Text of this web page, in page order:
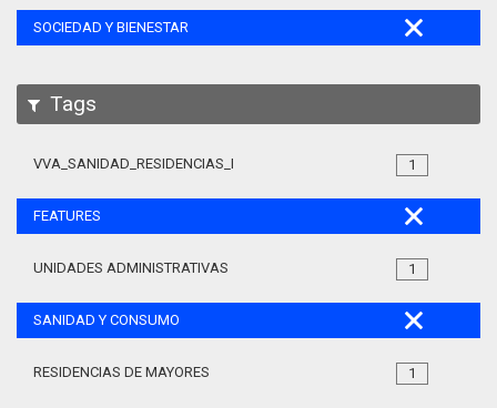
SOCIEDAD Y BIENESTAR
Tags
1
VVA_SANIDAD_RESIDENCIAS_MAYORES_105
FEATURES
1
UNIDADES ADMINISTRATIVAS
SANIDAD Y CONSUMO
1
RESIDENCIAS DE MAYORES